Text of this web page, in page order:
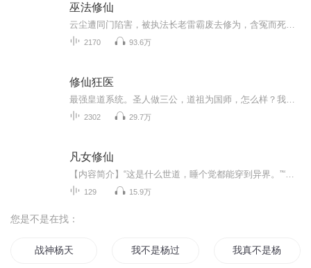
巫法修仙
2170 93.6万
修仙狂医
2302 29.7万
凡女修仙
129 15.9万
您是不是在找：
战神杨天 我不是杨过 我真不是杨戬啊